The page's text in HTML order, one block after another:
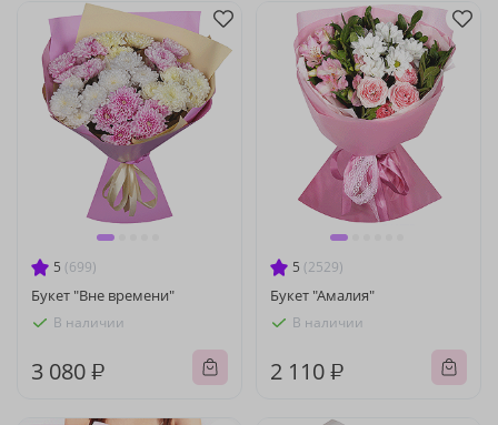
5 (699)
Букет "Вне времени"
В наличии
3 080 ₽
5 (2529)
Букет "Амалия"
В наличии
2 110 ₽